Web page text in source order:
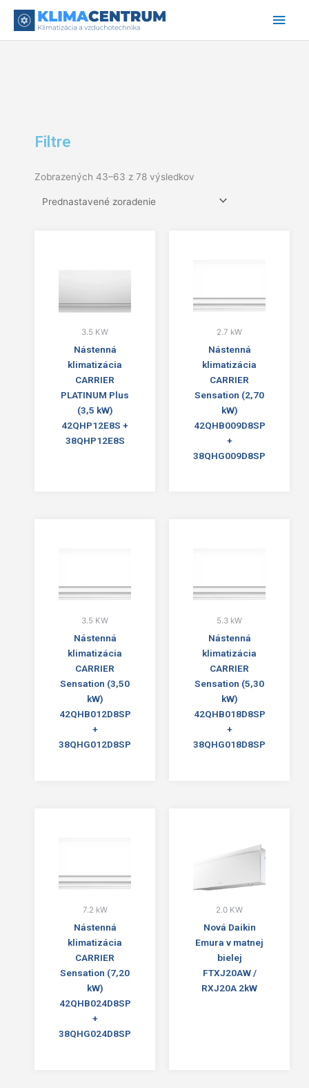
Filtre
Zobrazených 43–63 z 78 výsledkov
3.5 KW
Nástenná
klimatizácia
CARRIER
PLATINUM Plus
(3,5 kW)
42QHP12E8S +
38QHP12E8S
2.7 kW
Nástenná
klimatizácia
CARRIER
Sensation (2,70
kW)
42QHB009D8SP
+
38QHG009D8SP
3.5 KW
Nástenná
klimatizácia
CARRIER
Sensation (3,50
kW)
42QHB012D8SP
+
38QHG012D8SP
5.3 kW
Nástenná
klimatizácia
CARRIER
Sensation (5,30
kW)
42QHB018D8SP
+
38QHG018D8SP
7.2 kW
Nástenná
klimatizácia
CARRIER
Sensation (7,20
kW)
42QHB024D8SP
+
38QHG024D8SP
2.0 KW
Nová Daikin
Emura v matnej
bielej
FTXJ20AW /
RXJ20A 2kW